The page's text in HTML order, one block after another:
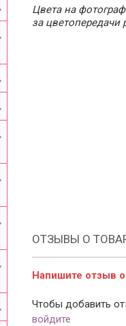
Цвета на
за цветопередачи
ОТЗЫВЫ О
Напишите отзыв о
Чтобы добавить
войдите